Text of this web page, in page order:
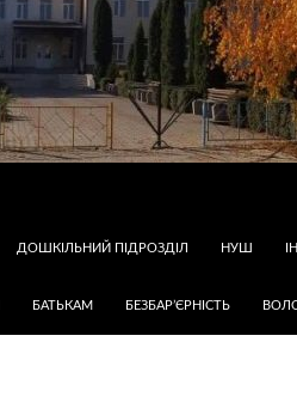
ДОШКІЛЬНИЙ ПІДРОЗДІЛ НУШ
БАТЬКАМ БЕЗБАР’ЄРНІСТЬ